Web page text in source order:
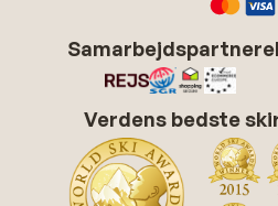
Samarbejdspartnere
Verdens bedste